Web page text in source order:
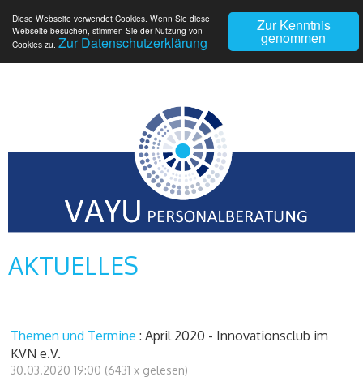
Zur Kenntnis
genommen
Diese Webseite verwendet Cookies. Wenn Sie diese
Webseite besuchen, stimmen Sie der Nutzung von
Cookies zu. Zur Datenschutzerklärung
AKTUELLES
Themen und Termine : April 2020 - Innovationsclub im
KVN e.V.
30.03.2020 19:00 (6431 x gelesen)